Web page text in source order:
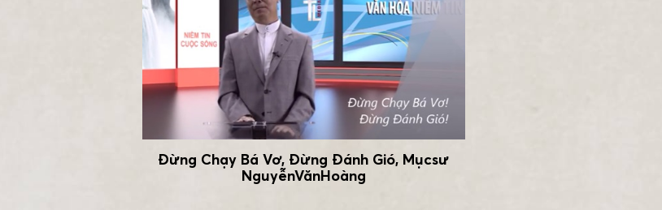
Đừng Chạy Bá Vơ, Đừng Đánh Gió, Mụcsư
NguyễnVănHoàng